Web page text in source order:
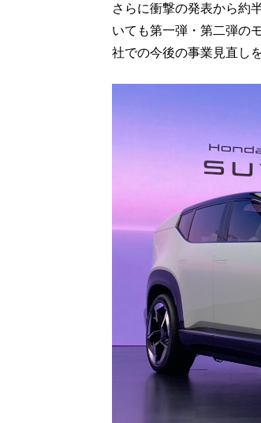
さらに衝撃の発表から約
いても第一弾・第二弾の
社での今後の事業見直し